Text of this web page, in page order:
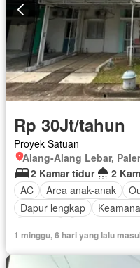
Rp 30Jt/tahun
Proyek Satuan
Alang-Alang Lebar,
2 Kamar tidur
2
AC
Area anak-anak
Dapur lengkap
1 minggu, 6 hari yang lalu